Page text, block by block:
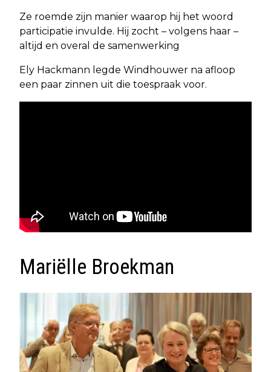
Ze roemde zijn manier waarop hij het woord
participatie invulde. Hij zocht – volgens haar –
altijd en overal de samenwerking
Ely Hackmann legde Windhouwer na afloop
een paar zinnen uit die toespraak voor.
Mariëlle Broekman